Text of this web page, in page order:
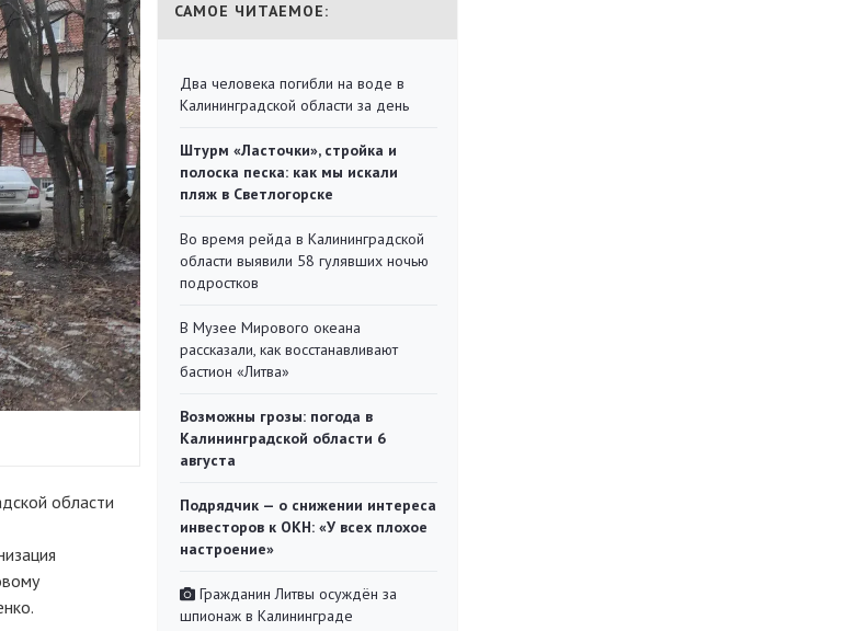
области
САМОЕ ЧИТАЕМОЕ:
Два человека погибли на воде в
Калининградской области за день
Штурм «Ласточки», стройка и
полоска песка: как мы искали
пляж в Светлогорске
Во время рейда в Калининградской
области выявили 58 гулявших ночью
подростков
В Музее Мирового океана
рассказали, как восстанавливают
бастион «Литва»
Возможны грозы: погода в
Калининградской области 6
августа
Подрядчик — о снижении интереса
инвесторов к ОКН: «У всех плохое
настроение»
Гражданин Литвы осуждён за
шпионаж в Калининграде